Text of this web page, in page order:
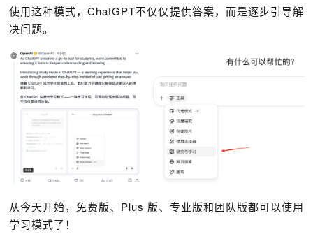
使用这种模式，ChatGPT不仅仅提供答案，而是逐步引导解
决问题。
从今天开始，免费版、Plus 版、专业版和团队版都可以使用
学习模式了！